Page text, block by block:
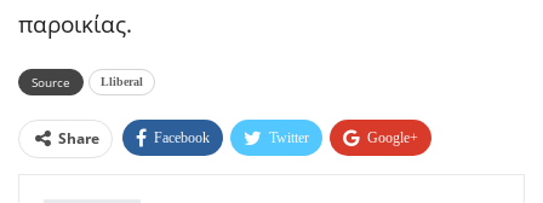
παροικίας.
Source Lliberal
Share Facebook Twitter Google+